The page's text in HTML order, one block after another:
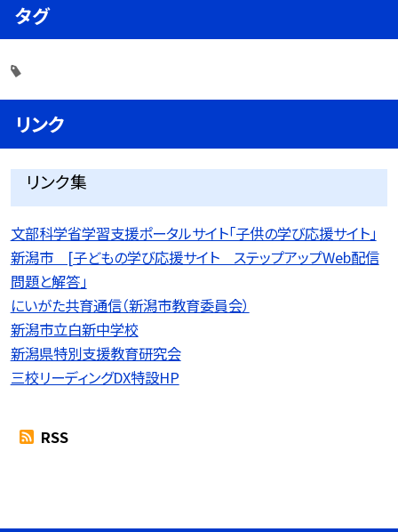
タグ
リンク
リンク集
文部科学省学習支援ポータルサイト「子供の学び応援サイト」
新潟市 [子どもの学び応援サイト ステップアップWeb配信
問題と解答」
にいがた共育通信（新潟市教育委員会）
新潟市立白新中学校
新潟県特別支援教育研究会
三校リーディングDX特設HP
RSS